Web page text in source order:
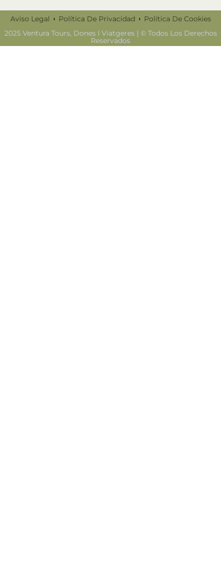
Aviso Legal Política De Privacidad
Política De Cookies
2025 Ventura Tours, Dones I Viatgeres | © Todos Los Derechos
Reservados